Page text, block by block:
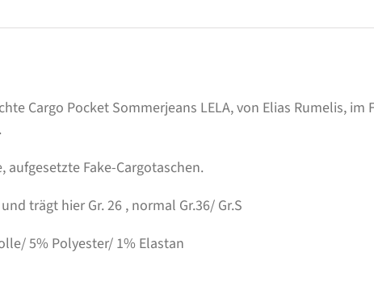
Cargo Pocket Sommerjeans LELA, von Elias Rumelis, im
aufgesetzte Fake-Cargotaschen.
trägt hier Gr. 26 , normal Gr.36/ Gr.S
5% Polyester/ 1% Elastan